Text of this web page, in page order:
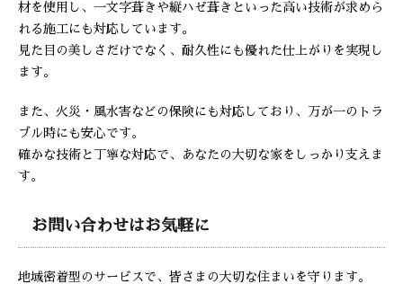
材を使用し、一文字葺きや縦ハゼ葺きといった高い技術が求めら
れる施工にも対応しています。
見た目の美しさだけでなく、耐久性にも優れた仕上がりを実現し
ます。
また、火災・風水害などの保険にも対応しており、万が一のトラ
ブル時にも安心です。
確かな技術と丁寧な対応で、あなたの大切な家をしっかり支えま
す。
お問い合わせはお気軽に
地域密着型のサービスで、皆さまの大切な住まいを守ります。